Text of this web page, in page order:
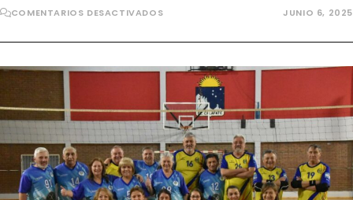
COMENTARIOS DESACTIVADOSEN
DÍA
AMBIENTE
JUNIO 6, 2025